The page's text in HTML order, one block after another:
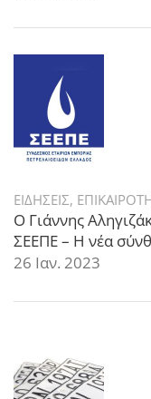
ΕΙΔΗΣΕΙΣ,
Ο Γιάννης
ΣΕΕΠΕ – Η νέα
26 Ιαν. 2023